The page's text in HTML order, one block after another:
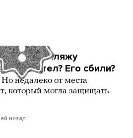
попал по пляжу
он летел? Его сбили?
недалеко от места
который могла защищать
назад